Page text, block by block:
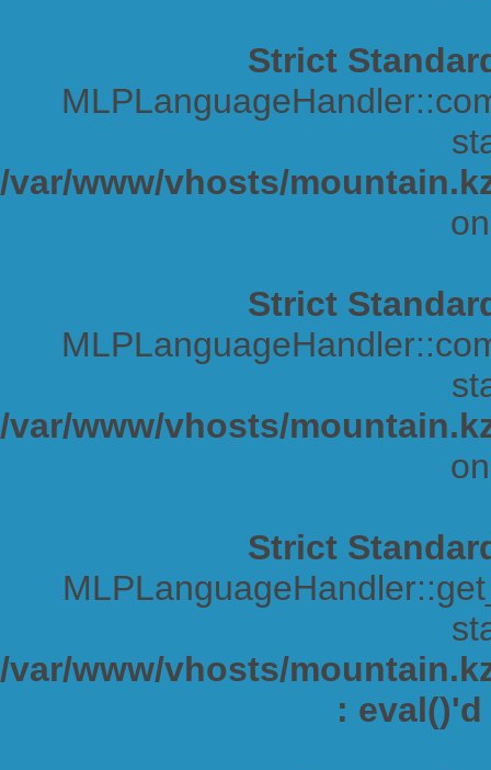
Strict
/var/www/vhosts/
Strict
/var/www/vhosts/
Strict
/var/www/vhosts/
: